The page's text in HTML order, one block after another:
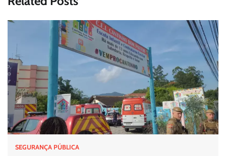
SEGURANÇA PÚBLICA